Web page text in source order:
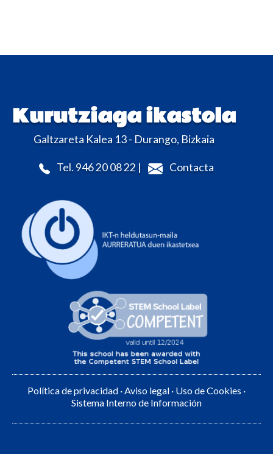
Kurutziaga ikastola
Galtzareta Kalea 13 - Durango, Bizkaia
Tel. 946 20 08 22 | Contacta
Política de privacidad ·Aviso legal · Uso de Cookies ·
Sistema Interno de Información